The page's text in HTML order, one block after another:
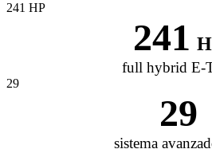
241 HP
241
full hybrid E-
29
29
sistema